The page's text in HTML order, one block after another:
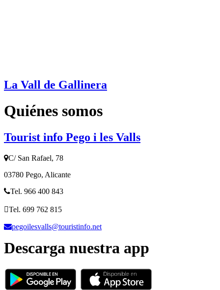
La Vall de Gallinera
Quiénes somos
Tourist info Pego i les Valls
C/ San Rafael, 78
03780 Pego, Alicante
Tel. 966 400 843
Tel. 699 762 815
pegoilesvalls@touristinfo.net
Descarga nuestra app